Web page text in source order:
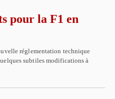
pour la F1 en
réglementation technique
subtiles modifications à